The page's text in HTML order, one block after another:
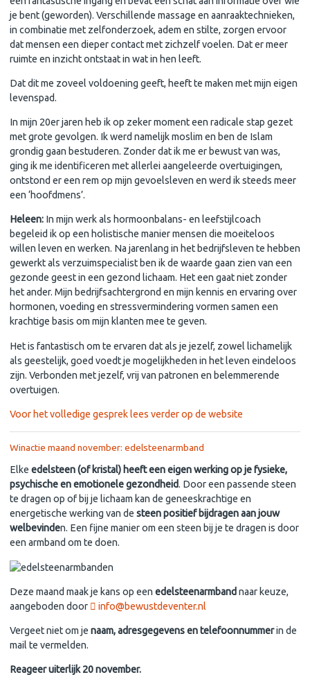
je bent (geworden). Verschillende massage en aanraaktechnieken,
in combinatie met zelfonderzoek, adem en stilte, zorgen ervoor
dat mensen een dieper contact met zichzelf voelen. Dat er meer
ruimte en inzicht ontstaat in wat in hen leeft.
Dat dit me zoveel voldoening geeft, heeft te maken met mijn eigen
levenspad.
In mijn 20er jaren heb ik op zeker moment een radicale stap gezet
met grote gevolgen. Ik werd namelijk moslim en ben de Islam
grondig gaan bestuderen. Zonder dat ik me er bewust van was,
ging ik me identificeren met allerlei aangeleerde overtuigingen,
ontstond er een rem op mijn gevoelsleven en werd ik steeds meer
een ‘hoofdmens’.
Heleen: In mijn werk als hormoonbalans- en leefstijlcoach
begeleid ik op een holistische manier mensen die moeiteloos
willen leven en werken. Na jarenlang in het bedrijfsleven te hebben
gewerkt als verzuimspecialist ben ik de waarde gaan zien van een
gezonde geest in een gezond lichaam. Het een gaat niet zonder
het ander. Mijn bedrijfsachtergrond en mijn kennis en ervaring over
hormonen, voeding en stressvermindering vormen samen een
krachtige basis om mijn klanten mee te geven.
Het is fantastisch om te ervaren dat als je jezelf, zowel lichamelijk
als geestelijk, goed voedt je mogelijkheden in het leven eindeloos
zijn. Verbonden met jezelf, vrij van patronen en belemmerende
overtuigen.
Voor het volledige gesprek lees verder op de website
Winactie maand november: edelsteenarmband
Elke edelsteen (of kristal) heeft een eigen werking op je fysieke,
psychische en emotionele gezondheid. Door een passende steen
te dragen op of bij je lichaam kan de geneeskrachtige en
energetische werking van de steen positief bijdragen aan jouw
welbevinden. Een fijne manier om een steen bij je te dragen is door
een armband om te doen.
Deze maand maak je kans op een edelsteenarmband naar keuze,
aangeboden door
info@bewustdeventer.nl
Vergeet niet om je naam, adresgegevens en telefoonnummerin de
mail te vermelden.
Reageer uiterlijk 20 november.